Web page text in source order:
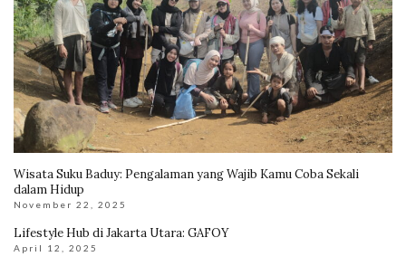
Wisata Suku Baduy: Pengalaman yang Wajib Kamu Coba Sekali
dalam Hidup
November 22, 2025
Lifestyle Hub di Jakarta Utara: GAFOY
April 12, 2025